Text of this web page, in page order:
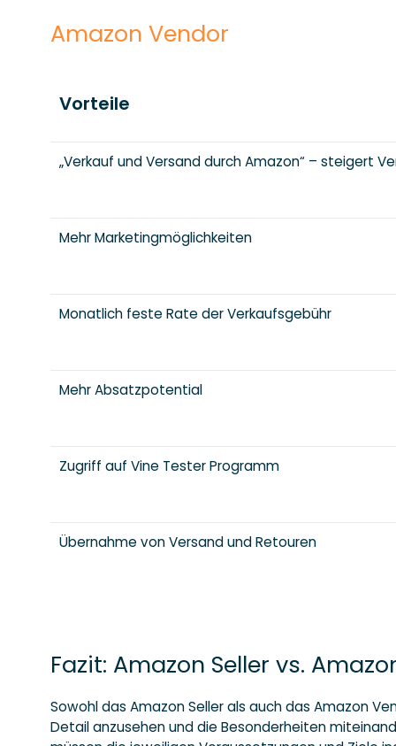
Amazon Vendor
Vorteile
„Verkauf und Versand durch Amazon“ – steigert
Mehr Marketingmöglichkeiten
Monatlich feste Rate der Verkaufsgebühr
Mehr Absatzpotential
Zugriff auf Vine Tester Programm
Übernahme von Versand und Retouren
Fazit: Amazon Seller vs.
Sowohl das Amazon Seller als auch das Amazon
Detail anzusehen und die Besonderheiten